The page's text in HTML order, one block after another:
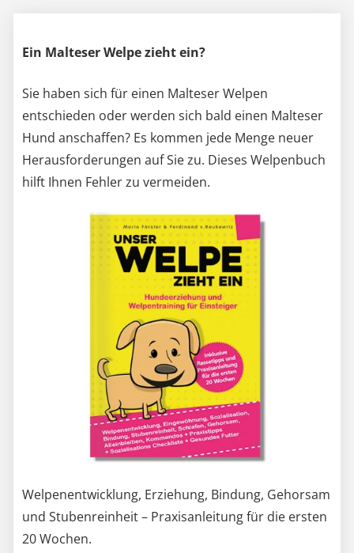
Hund anschaffen? Es kommen jede Menge neuer
Welpenentwicklung, Erziehung, Bindung, Gehorsam
und Stubenreinheit – Praxisanleitung für die ersten
20 Wochen.
Weiter zum Welpenbuch